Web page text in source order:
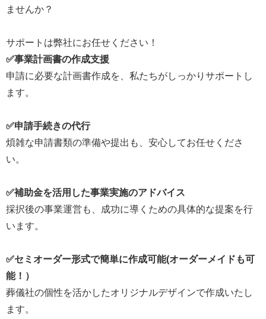
ませんか？
サポートは弊社にお任せください！
✅事業計画書の作成支援
申請に必要な計画書作成を、私たちがしっかりサポートし
ます。
✅申請手続きの代行
煩雑な申請書類の準備や提出も、安心してお任せくださ
い。
✅補助金を活用した事業実施のアドバイス
採択後の事業運営も、成功に導くための具体的な提案を行
います。
✅セミオーダー形式で簡単に作成可能(オーダーメイドも可
能！）
葬儀社の個性を活かしたオリジナルデザインで作成いたし
ます。